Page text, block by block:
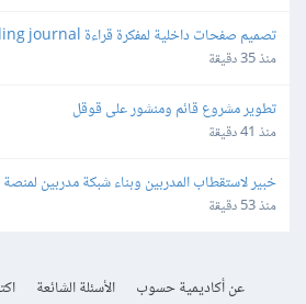
تصميم صفحات داخلية لمفكرة قراءة reading journal
منذ 35 دقيقة
تطوير مشروع قائم ومنشور على قوقل
منذ 41 دقيقة
خبير لاستقطاب المدربين وبناء شبكة مدربين لمنصة
منذ 53 دقيقة
عن أكاديمية حسوب الأسئلة الشائعة